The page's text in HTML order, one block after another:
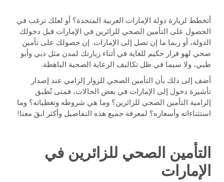
أتخطط لزيارة دولة الإمارات العربية المتحدة؟ أو لعلك ترغب في
الحصول على التأمين الصحي للزائرين في الإمارات قبل دخولك
الدولة، أو ربما ما إن تصل إلى الإمارات. إن حصولك على تأمين
صحي لهو قرار حكيم للغاية في أثناء زيارتك لمدن مثل دبي وأبو
ظبي، ولا سيما في ظل تكاليف الرعاية الصحية الباهظة.
أضف إلى ذلك بأن التأمين الصحي للزوار إلزامي عند إصدار
تأشيرة دخول إلى الإمارات في بعض الحالات، فمتى تُطبق
إلزامية التأمين الصحي للزائرين؟ وما هي شروطه وتغطياته؟ وما
استثناءاته وأسعاره؟ لمعرفة جميع هذه التفاصيل وأكثر ابقَ معنا!
التأمين الصحي للزائرين في
الإمارات